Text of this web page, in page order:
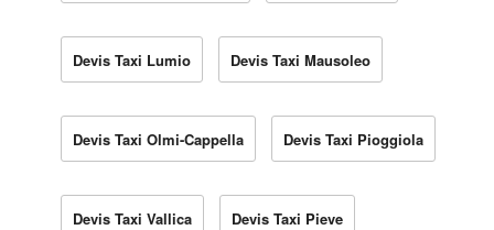
Devis Taxi Lumio Devis Taxi Mausoleo
Devis Taxi Olmi-Cappella Devis Taxi Pioggiola
Devis Taxi Vallica Devis Taxi Pieve